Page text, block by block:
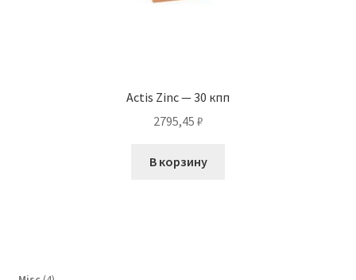
Actis Zinc — 30 кпп
2795,45 ₽
В корзину